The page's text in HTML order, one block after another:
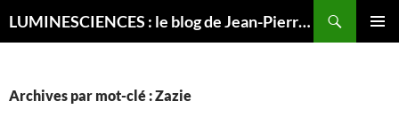
LUMINESCIENCES : le blog de Jean-Pierre LUMINET, astrophysicien
Archives par mot-clé : Zazie